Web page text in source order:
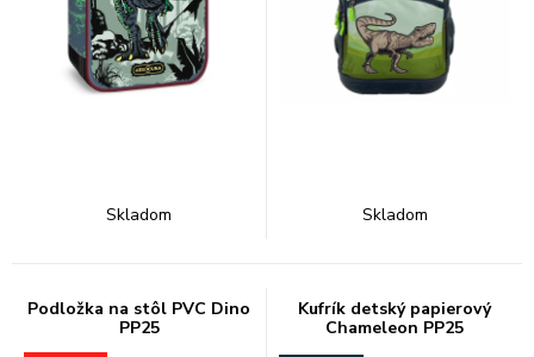
Skladom Skladom
Podložka na stôl PVC Dino
PP25
Kufrík detský papierový
Chameleon PP25